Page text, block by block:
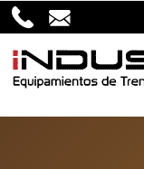
Saltar
al
contenido